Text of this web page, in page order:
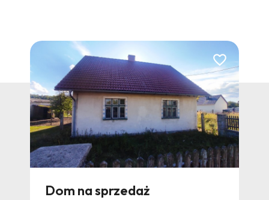
Dodaj do
Dom na sprzedaż